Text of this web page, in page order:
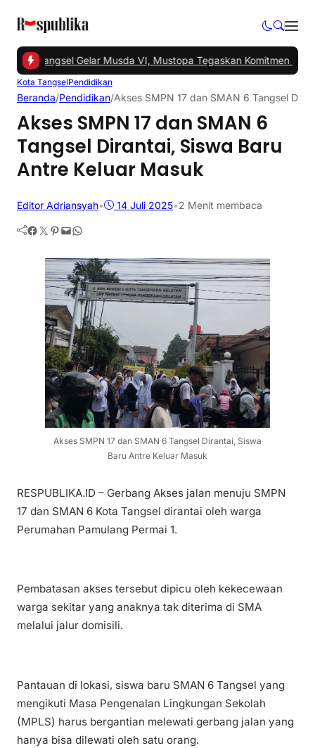
PKS Tangsel Gelar Musda VI, Mustopa Tegaskan Komitmen PKS
Kota TangselPendidikan
Beranda/Pendidikan/Akses SMPN 17 dan SMAN 6 Tangsel
Akses SMPN 17 dan SMAN 6
Tangsel Dirantai, Siswa Baru
Antre Keluar Masuk
Editor Adriansyah• 14 Juli 2025•2 Menit membaca
Facebook Twitter Pinterest Mail WhatsApp
Akses SMPN 17 dan SMAN 6 Tangsel Dirantai, Siswa
Baru Antre Keluar Masuk
RESPUBLIKA.ID – Gerbang Akses jalan menuju SMPN
17 dan SMAN 6 Kota Tangsel dirantai oleh warga
Perumahan Pamulang Permai 1.
Pembatasan akses tersebut dipicu oleh kekecewaan
warga sekitar yang anaknya tak diterima di SMA
melalui jalur domisili.
Pantauan di lokasi, siswa baru SMAN 6 Tangsel yang
mengikuti Masa Pengenalan Lingkungan Sekolah
(MPLS) harus bergantian melewati gerbang jalan yang
hanya bisa dilewati oleh satu orang.